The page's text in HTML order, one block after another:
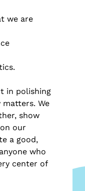
we are
in polishing
matters. We
show
our
a good,
who
center of